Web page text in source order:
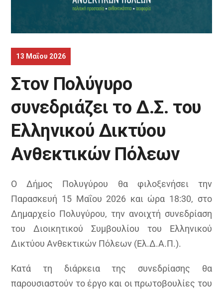
13 Μαΐου 2026
Στον Πολύγυρο
συνεδριάζει το Δ.Σ. του
Ελληνικού Δικτύου
Ανθεκτικών Πόλεων
Ο Δήμος Πολυγύρου θα φιλοξενήσει την
Παρασκευή 15 Μαΐου 2026 και ώρα 18:30, στο
Δημαρχείο Πολυγύρου, την ανοιχτή συνεδρίαση
του Διοικητικού Συμβουλίου του Ελληνικού
Δικτύου Ανθεκτικών Πόλεων (Ελ.Δ.Α.Π.).
Κατά τη διάρκεια της συνεδρίασης θα
παρουσιαστούν το έργο και οι πρωτοβουλίες του